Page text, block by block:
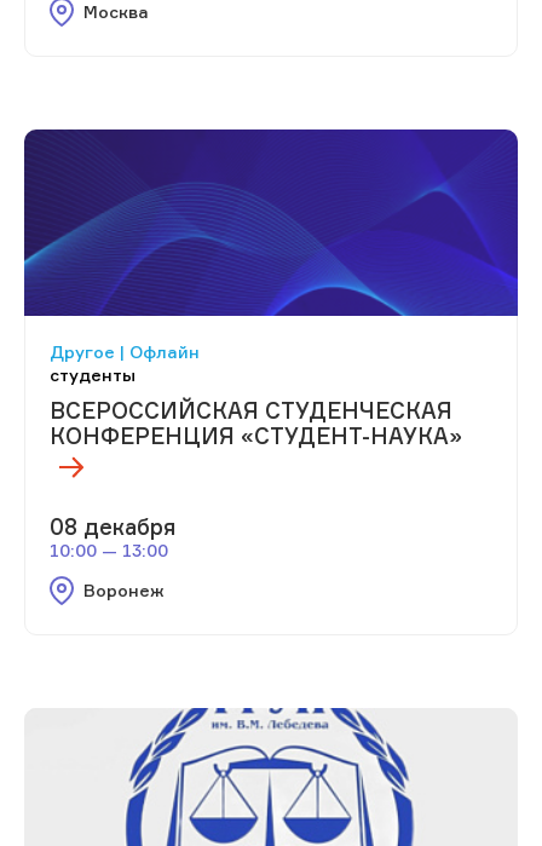
Москва
Другое | Офлайн
студенты
ВСЕРОССИЙСКАЯ СТУДЕНЧЕСКАЯ
КОНФЕРЕНЦИЯ «СТУДЕНТ-НАУКА»
08 декабря
10:00 — 13:00
Воронеж